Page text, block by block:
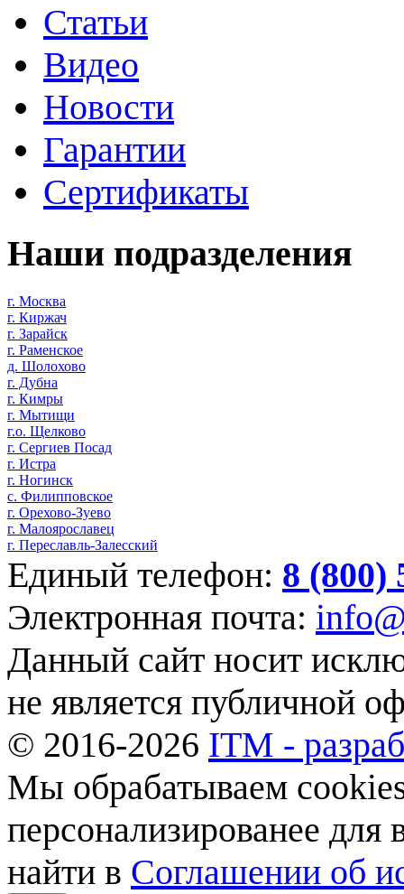
Статьи
Видео
Новости
Гарантии
Сертификаты
Наши подразделения
г. Москва
г. Киржач
г. Зарайск
г. Раменское
д. Шолохово
г. Дубна
г. Кимры
г. Мытищи
г.о. Щелково
г. Сергиев Посад
г. Истра
г. Ногинск
с. Филипповское
г. Орехово-Зуево
г. Малоярославец
г. Переславль-Залесский
Единый телефон: 8 (800)
Электронная почта:
Данный сайт носит
не является публичной
© 2016-2026 ITM -
Мы обрабатываем
персонализированее
найти в Соглашении об